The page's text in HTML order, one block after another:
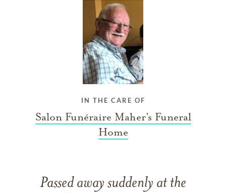
IN THE CARE OF
Salon Funéraire Maher’s Funeral
Home
Passed away suddenly at the